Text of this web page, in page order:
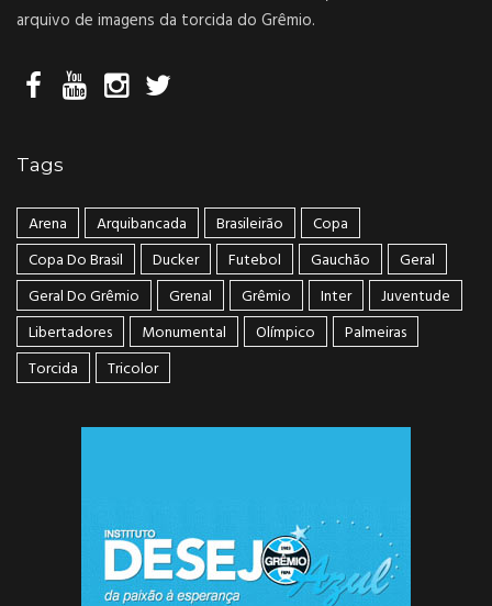
arquivo de imagens da torcida do Grêmio.
Tags
Arena Arquibancada Brasileirão
Copa
Copa Do Brasil
Ducker Futebol Gauchão
Geral
Geral Do Grêmio
Grenal Grêmio Inter
Juventude
Libertadores
Monumental Olímpico
Palmeiras
Torcida
Tricolor